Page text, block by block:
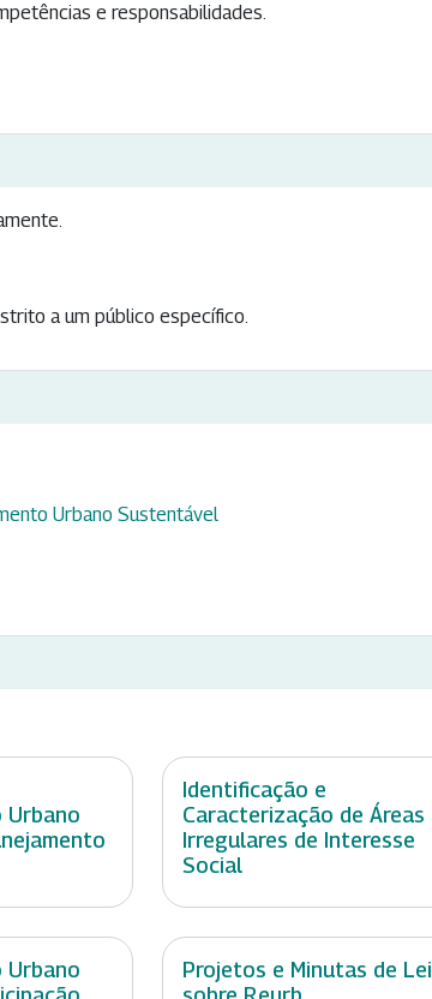
e responsabilidades.
a um público específico.
Urbano Sustentável
Urbano
Identificação e
Caracterização de Áreas
Irregulares de Interesse
Social
Urbano
Projetos e Minutas de Lei